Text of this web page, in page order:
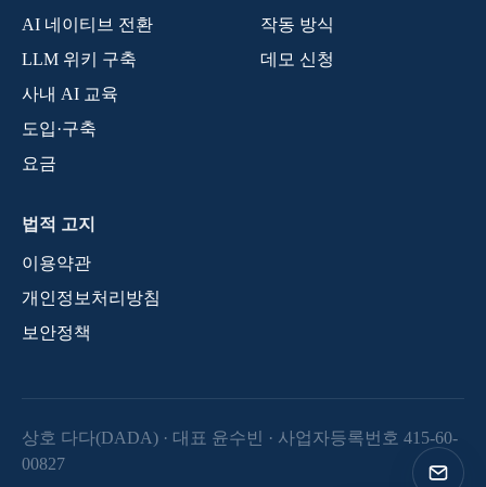
AI 네이티브 전환
LLM 위키 구축
사내 AI 교육
도입·구축
요금
작동 방식
데모 신청
법적 고지
이용약관
개인정보처리방침
보안정책
상호 다다(DADA) · 대표 윤수빈 · 사업자등록번호 415-60-
00827